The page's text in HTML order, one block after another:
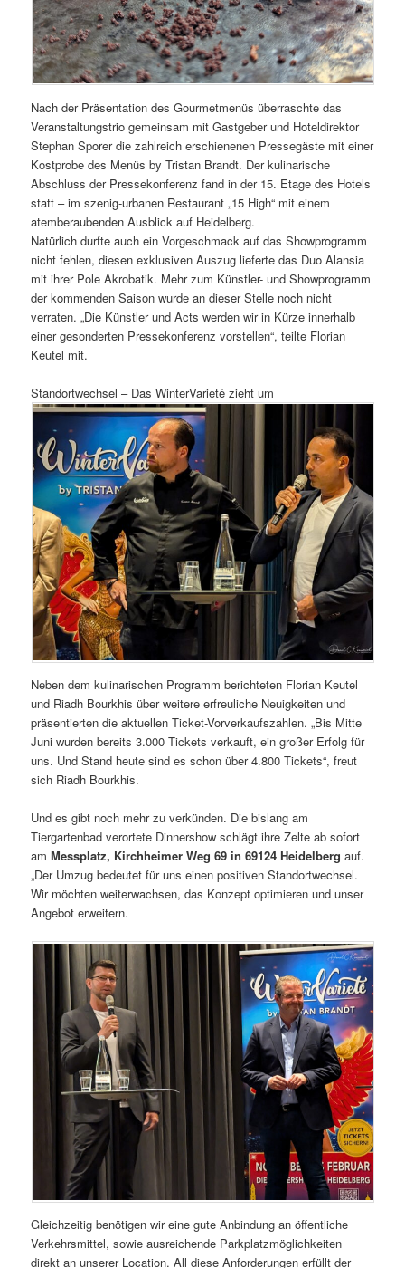
Nach der Präsentation des Gourmetmenüs überraschte das
Veranstaltungstrio gemeinsam mit Gastgeber und Hoteldirektor
Stephan Sporer die zahlreich erschienenen Pressegäste mit einer
Kostprobe des Menüs by Tristan Brandt. Der kulinarische
Abschluss der Pressekonferenz fand in der 15. Etage des Hotels
statt – im szenig-urbanen Restaurant „15 High“ mit einem
atemberaubenden Ausblick auf Heidelberg.
Natürlich durfte auch ein Vorgeschmack auf das Showprogramm
nicht fehlen, diesen exklusiven Auszug lieferte das Duo Alansia
mit ihrer Pole Akrobatik. Mehr zum Künstler- und Showprogramm
der kommenden Saison wurde an dieser Stelle noch nicht
verraten. „Die Künstler und Acts werden wir in Kürze innerhalb
einer gesonderten Pressekonferenz vorstellen“, teilte Florian
Keutel mit.
Standortwechsel – Das WinterVarieté zieht um
Neben dem kulinarischen Programm berichteten Florian Keutel
und Riadh Bourkhis über weitere erfreuliche Neuigkeiten und
präsentierten die aktuellen Ticket-Vorverkaufszahlen. „Bis Mitte
Juni wurden bereits 3.000 Tickets verkauft, ein großer Erfolg für
uns. Und Stand heute sind es schon über 4.800 Tickets“, freut
sich Riadh Bourkhis.
Und es gibt noch mehr zu verkünden. Die bislang am
Tiergartenbad verortete Dinnershow schlägt ihre Zelte ab sofort
amMessplatz, Kirchheimer Weg 69 in 69124 Heidelberg auf.
„Der Umzug bedeutet für uns einen positiven Standortwechsel.
Wir möchten weiterwachsen, das Konzept optimieren und unser
Angebot erweitern.
Gleichzeitig benötigen wir eine gute Anbindung an öffentliche
Verkehrsmittel, sowie ausreichende Parkplatzmöglichkeiten
direkt an unserer Location. All diese Anforderungen erfüllt der